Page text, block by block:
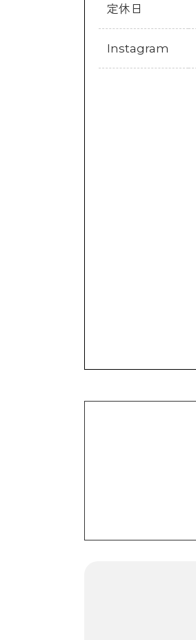
定休日
Instagram